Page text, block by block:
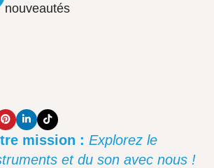
nouveautés
mission : Explorez le
et du son avec nous !